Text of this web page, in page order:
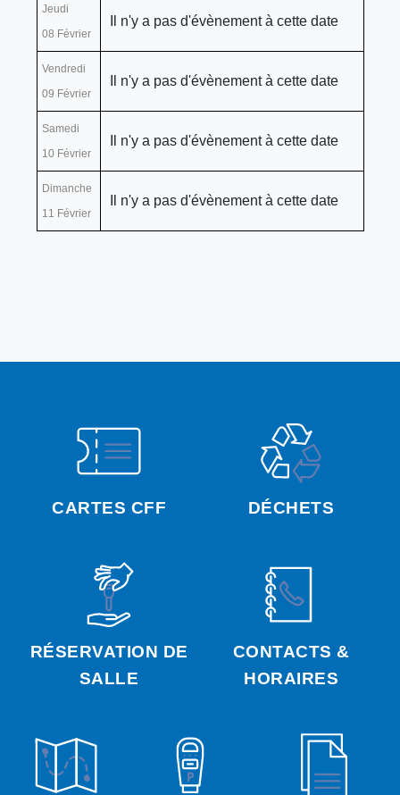
CARTES CFF DÉCHETS
RÉSERVATION DE
SALLE
CONTACTS &
HORAIRES
Jeudi
08 Février
Il n'y a pas d'évènement à cette date
Vendredi
09 Février
Il n'y a pas d'évènement à cette date
Samedi
10 Février
Il n'y a pas d'évènement à cette date
Dimanche
11 Février
Il n'y a pas d'évènement à cette date